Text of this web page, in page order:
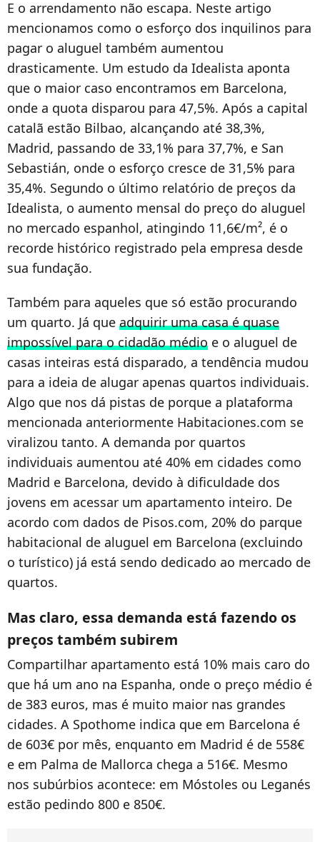
E o arrendamento não escapa. Neste artigo
mencionamos como o esforço dos inquilinos para
pagar o aluguel também aumentou
drasticamente. Um estudo da Idealista aponta
que o maior caso encontramos em Barcelona,
onde a quota disparou para 47,5%. Após a capital
catalã estão Bilbao, alcançando até 38,3%,
Madrid, passando de 33,1% para 37,7%, e San
Sebastián, onde o esforço cresce de 31,5% para
35,4%. Segundo o último relatório de preços da
Idealista, o aumento mensal do preço do aluguel
no mercado espanhol, atingindo 11,6€/m², é o
recorde histórico registrado pela empresa desde
sua fundação.
Também para aqueles que só estão procurando
um quarto. Já que adquirir uma casa é quase
impossível para o cidadão médio e o aluguel de
casas inteiras está disparado, a tendência mudou
para a ideia de alugar apenas quartos individuais.
Algo que nos dá pistas de porque a plataforma
mencionada anteriormente Habitaciones.com se
viralizou tanto. A demanda por quartos
individuais aumentou até 40% em cidades como
Madrid e Barcelona, devido à dificuldade dos
jovens em acessar um apartamento inteiro. De
acordo com dados de Pisos.com, 20% do parque
habitacional de aluguel em Barcelona (excluindo
o turístico) já está sendo dedicado ao mercado de
quartos.
Mas claro, essa demanda está fazendo os
preços também subirem
Compartilhar apartamento está 10% mais caro do
que há um ano na Espanha, onde o preço médio é
de 383 euros, mas é muito maior nas grandes
cidades. A Spothome indica que em Barcelona é
de 603€ por mês, enquanto em Madrid é de 558€
e em Palma de Mallorca chega a 516€. Mesmo
nos subúrbios acontece: em Móstoles ou Leganés
estão pedindo 800 e 850€.